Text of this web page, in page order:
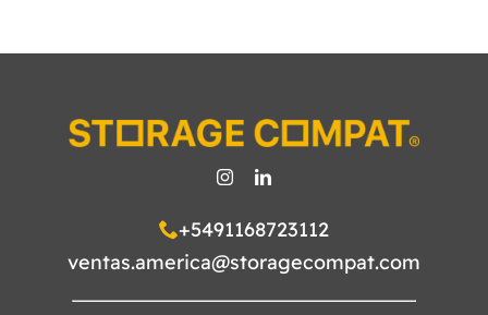
+5491168723112
ventas.america@storagecompat.com